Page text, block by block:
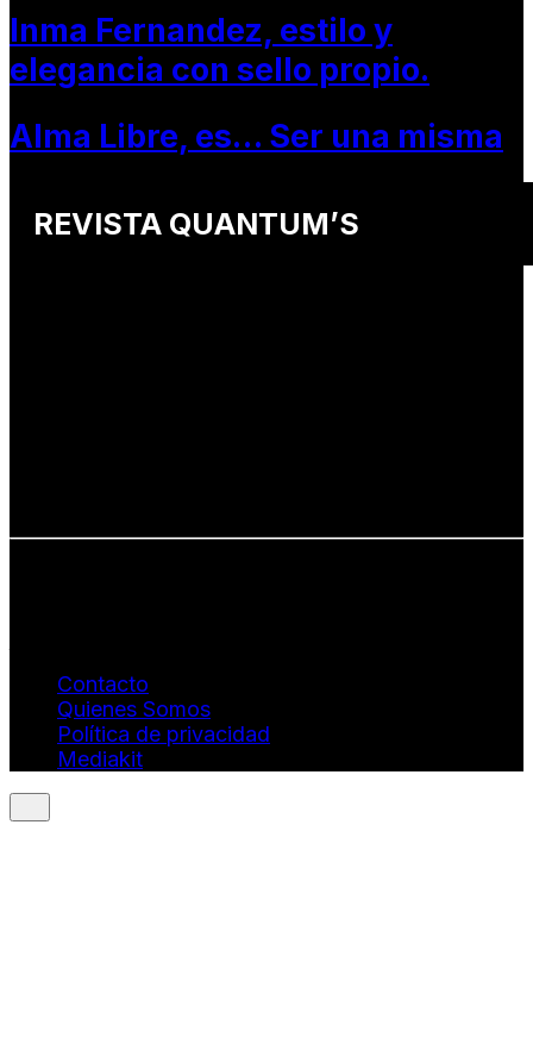
Inma Fernandez, estilo y
elegancia con sello propio.
Alma Libre, es… Ser una misma
REVISTA QUANTUM’S
Contacto
Quienes Somos
Política de privacidad
Mediakit